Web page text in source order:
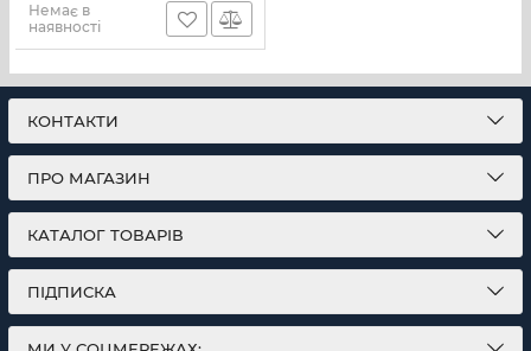
Немає в
наявності
КОНТАКТИ
ПРО МАГАЗИН
КАТАЛОГ ТОВАРІВ
ПІДПИСКА